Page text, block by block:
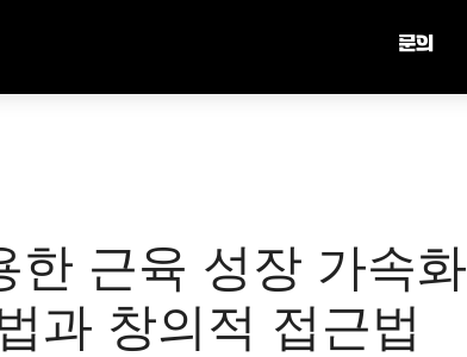
문의
한 근육 성장 가속화
과 창의적 접근법